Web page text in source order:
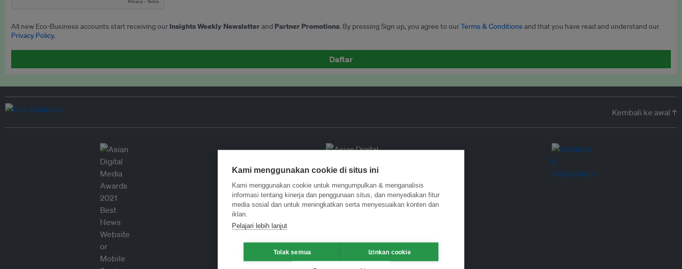
All new Eco-Business accounts start receiving our Insights Weekly Newsletterand Partner Promotions. By pressing Sign up, you agree to ourTerms & Conditionsand that you have read and understand our
Privacy Policy.
Daftar
Kembali ke awal ↑
Kami menggunakan cookie di situs ini
Kami menggunakan cookie untuk mengumpulkan & menganalisis
informasi tentang kinerja dan penggunaan situs, dan menyediakan fitur
media sosial dan untuk meningkatkan serta menyesuaikan konten dan
iklan.
Pelajari lebih lanjut
Tolak semua Izinkan cookie